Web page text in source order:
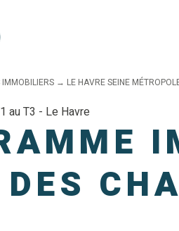
→ LE HAVRE SEINE
au T3 - Le Havre